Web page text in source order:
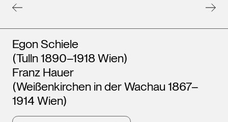
Künstler*innen
Egon Schiele
(Tulln 1890–1918 Wien)
Franz Hauer
(Weißenkirchen in der Wachau 1867–
1914 Wien)